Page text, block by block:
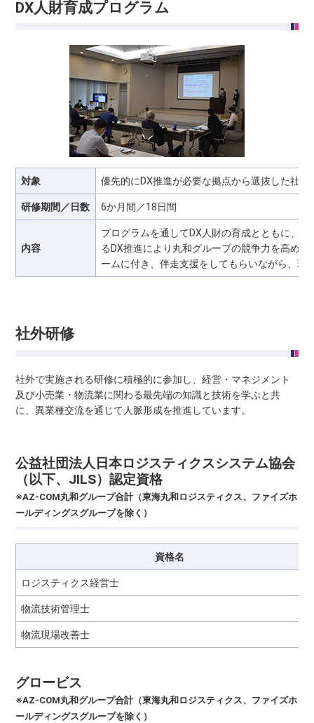
DX人財育成プログラム
対象 優先的にDX推進が必要な拠点から選抜した社員
研修期間／日数 6か月間／18日間
内容
プログラムを通してDX人財の育成とともに、
るDX推進により丸和グループの競争力を高め
ームに付き、伴走支援をしてもらいながら、
社外研修
社外で実施される研修に積極的に参加し、経営・マネジメント
及び小売業・物流業に関わる最先端の知識と技術を学ぶと共
に、異業種交流を通じて人脈形成を推進しています。
公益社団法人日本ロジスティクスシステム協会
（以下、JILS）認定資格
※AZ-COM丸和グループ合計（東海丸和ロジスティクス、ファイズホ
ールディングスグループを除く）
資格名
ロジスティクス経営士
物流技術管理士
物流現場改善士
グロービス
※AZ-COM丸和グループ合計（東海丸和ロジスティクス、ファイズホ
ールディングスグループを除く）